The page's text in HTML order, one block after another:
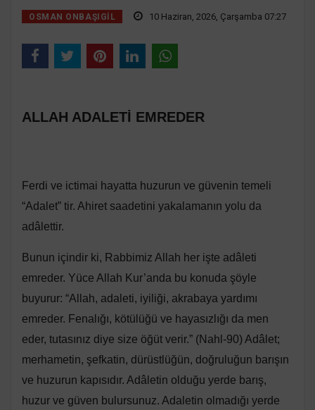
OSMAN ONBAŞIGIL 10 Haziran, 2026, Çarşamba 07:27
ALLAH ADALETİ EMREDER
Ferdi ve ictimai hayatta huzurun ve güvenin temeli
“Adalet” tir. Ahiret saadetini yakalamanın yolu da
adâlettir.
Bunun içindir ki, Rabbimiz Allah her işte adâleti
emreder. Yüce Allah Kur’anda bu konuda şöyle
buyurur: “Allah, adaleti, iyiliği, akrabaya yardımı
emreder. Fenalığı, kötülüğü ve hayasızlığı da men
eder, tutasınız diye size öğüt verir.” (Nahl-90) Adâlet;
merhametin, şefkatin, dürüstlüğün, doğruluğun barışın
ve huzurun kapısıdır. Adâletin olduğu yerde barış,
huzur ve güven bulursunuz. Adaletin olmadığı yerde